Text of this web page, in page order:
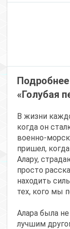
«Голубая
В жизни
когда он
военно-
пришел,
Алару,
просто
находить
тех, кого мы
Алара была
лучшим